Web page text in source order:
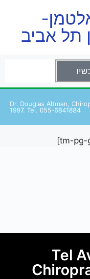
תל אביב
Dr. Douglas Altman,
1997. Tel. 055-6841884
Tel